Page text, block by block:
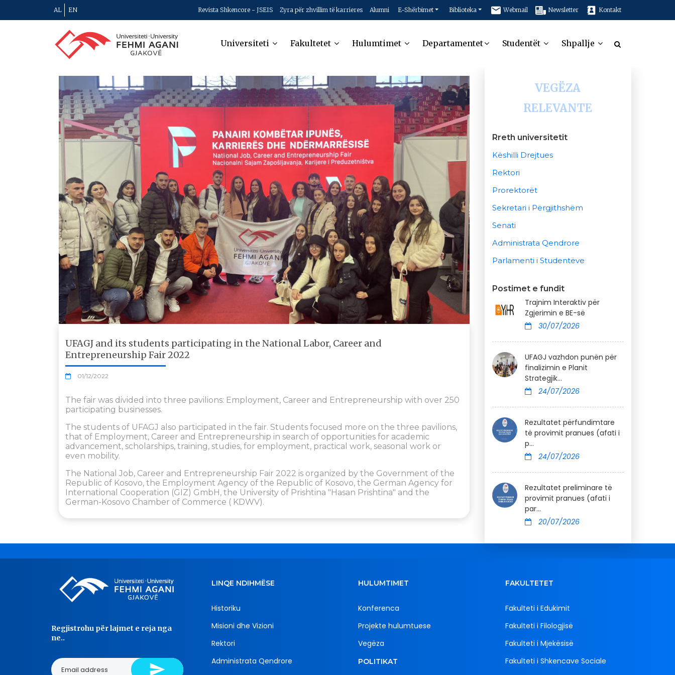
AL EN Revista Shkencore - JSEIS Zyra për zhvillim të karrieres Alumni E-Shërbimet Biblioteka Webmail Newsletter Kontakt
Universiteti Fakultetet Hulumtimet Departamentet Studentët Shpallje
UFAGJ and its students participating in the National Labor, Career and
Entrepreneurship Fair 2022
01/12/2022
The fair was divided into three pavilions: Employment, Career and Entrepreneurship with over 250
participating businesses.
The students of UFAGJ also participated in the fair. Students focused more on the three pavilions,
that of Employment, Career and Entrepreneurship in search of opportunities for academic
advancement, scholarships, training, studies, for employment, practical work, seasonal work or
even mobility.
The National Job, Career and Entrepreneurship Fair 2022 is organized by the Government of the
Republic of Kosovo, the Employment Agency of the Republic of Kosovo, the German Agency for
International Cooperation (GIZ) GmbH, the University of Prishtina "Hasan Prishtina" and the
German-Kosovo Chamber of Commerce ( KDWV).
VEGËZA
RELEVANTE
Rreth universitetit
Këshilli Drejtues
Rektori
Prorektorët
Sekretari i Përgjithshëm
Senati
Administrata Qendrore
Parlamenti i Studentëve
Postimet e fundit
Trajnim Interaktiv për
Zgjerimin e BE-së
30/07/2026
UFAGJ vazhdon punën për
finalizimin e Planit
Strategjik...
24/07/2026
Rezultatet përfundimtare
të provimit pranues (afati i
p...
24/07/2026
Rezultatet preliminare të
provimit pranues (afati i
par...
20/07/2026
Regjistrohu për lajmet e reja nga
ne..
LINQE NDIHMËSE
Historiku
Misioni dhe Vizioni
Rektori
Administrata Qendrore
HULUMTIMET
Konferenca
Projekte hulumtuese
Vegëza
POLITIKAT
FAKULTETET
Fakulteti i Edukimit
Fakulteti i Filologjisë
Fakulteti i Mjekësisë
Fakulteti i Shkencave Sociale